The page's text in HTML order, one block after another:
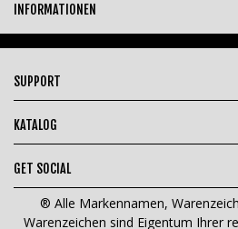
INFORMATIONEN
SUPPORT
KATALOG
GET SOCIAL
® Alle Markennamen,
Warenzeichen sind Eigentum Ihrer